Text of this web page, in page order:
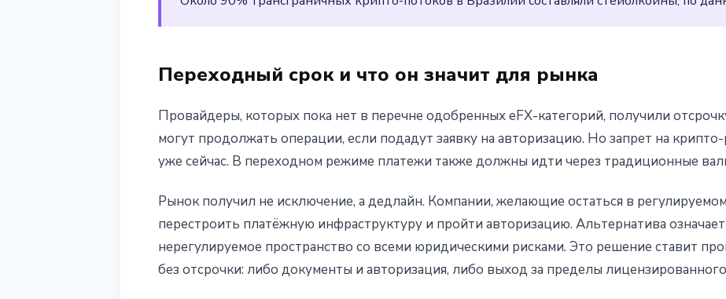
Переходный срок и что он значит для рынка
Провайдеры, которых пока нет в перечне одобренных eFX-категорий, получили
могут продолжать операции, если подадут заявку на авторизацию. Но запрет на
уже сейчас. В переходном режиме платежи также должны идти через традиционные
Рынок получил не исключение, а дедлайн. Компании, желающие остаться в
перестроить платёжную инфраструктуру и пройти авторизацию. Альтернатива
нерегулируемое пространство со всеми юридическими рисками. Это решение ставит
без отсрочки: либо документы и авторизация, либо выход за пределы лицензированного